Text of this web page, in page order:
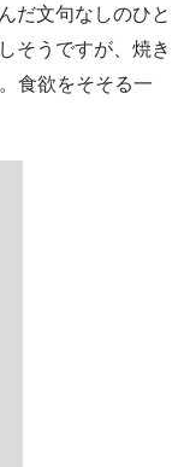
だ文句なしのひと
そうですが、焼き
食欲をそそる一